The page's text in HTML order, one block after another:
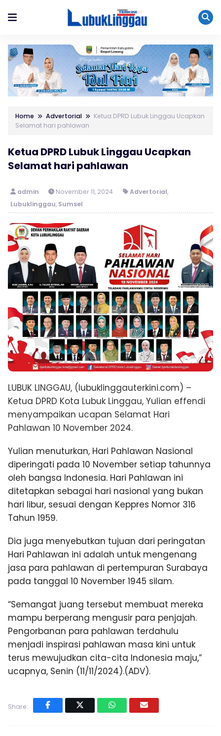
Home Advertorial
Ketua DPRD Lubuk Linggau Ucapkan
Selamat hari pahlawan
Ketua DPRD Lubuk Linggau Ucapkan
Selamat hari pahlawan
admin November 11, 2024 Advertorial,
Lubuklinggau, Sumsel
LUBUK LINGGAU, (lubuklinggauterkini.com) –
Ketua DPRD Kota Lubuk Linggau, Yulian effendi
menyampaikan ucapan Selamat Hari
Pahlawan 10 November 2024.
Yulian menuturkan, Hari Pahlawan Nasional
diperingati pada 10 November setiap tahunnya
oleh bangsa Indonesia. Hari Pahlawan ini
ditetapkan sebagai hari nasional yang bukan
hari libur, sesuai dengan Keppres Nomor 316
Tahun 1959.
Dia juga menyebutkan tujuan dari peringatan
Hari Pahlawan ini adalah untuk mengenang
jasa para pahlawan di pertempuran Surabaya
pada tanggal 10 November 1945 silam.
“Semangat juang tersebut membuat mereka
mampu berperang mengusir para penjajah.
Pengorbanan para pahlawan terdahulu
menjadi inspirasi pahlawan masa kini untuk
terus mewujudkan cita-cita Indonesia maju,”
ucapnya, Senin (11/11/2024).(ADV).
Share: